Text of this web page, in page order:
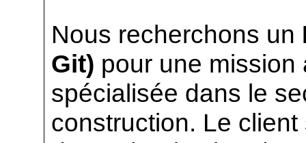
Nous recherchons un
Git) pour une
spécialisée dans le
construction. Le